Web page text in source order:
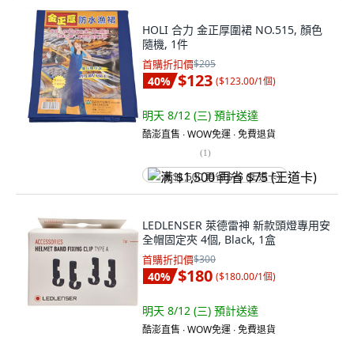
HOLI 合力 金正厚圍裙 NO.515, 顏色
隨機, 1件
首購折扣價$205
40% $123 ($123.00/1個)
明天 8/12 (三) 預計送達
酷澎直售 ∙ WOW免運 ∙ 免費退貨
(1)
满 $1,500 再省 $75 (王道卡)
LEDLENSER 萊德雷神 新款頭燈專用安
全帽固定夾 4個, Black, 1盒
首購折扣價$300
40% $180 ($180.00/1個)
明天 8/12 (三) 預計送達
酷澎直售 ∙ WOW免運 ∙ 免費退貨